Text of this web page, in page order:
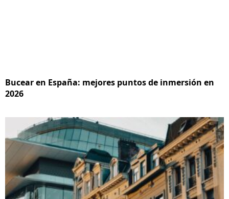
Bucear en España: mejores puntos de inmersión en
2026